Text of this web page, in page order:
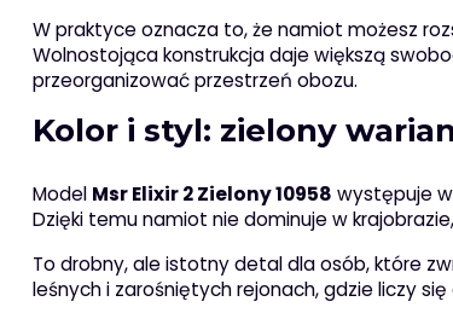
W praktyce oznacza to, że namiot możesz
Wolnostojąca konstrukcja daje większą
przeorganizować przestrzeń obozu.
Kolor i styl: zielony
Model Msr Elixir 2 Zielony 10958 występuje
Dzięki temu namiot nie dominuje w
To drobny, ale istotny detal dla osób, które
leśnych i zarośniętych rejonach, gdzie liczy